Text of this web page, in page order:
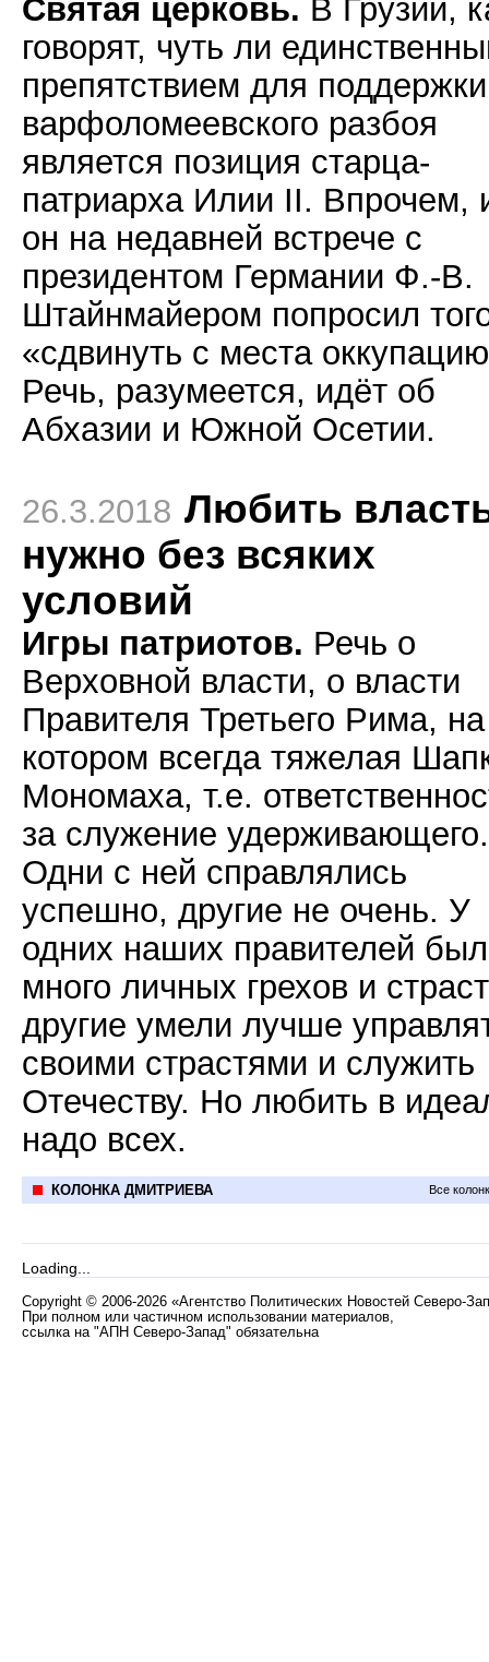
Святая церковь. В Грузии,
говорят, чуть ли
препятствием для поддержки
варфоломеевского разбоя
является позиция старца-
патриарха Илии II. Впрочем,
он на недавней встрече с
президентом Германии Ф.-В.
Штайнмайером попросил
«сдвинуть с места
Речь, разумеется, идёт об
Абхазии и Южной Осетии.
26.3.2018 Любить
нужно без всяких
условий
Игры патриотов. Речь о
Верховной власти, о власти
Правителя Третьего Рима, на
котором всегда тяжелая
Мономаха, т.е.
за служение удерживающего.
Одни с ней справлялись
успешно, другие не очень. У
одних наших правителей
много личных грехов и
другие умели лучше
своими страстями и служить
Отечеству. Но любить в
надо всех.
КОЛОНКА ДМИТРИЕВА Все
Loading...
Copyright © 2006-2026 «Агентство Политических Новостей Северо-
При полном или частичном использовании материалов,
ссылка на "АПН Северо-Запад" обязательна